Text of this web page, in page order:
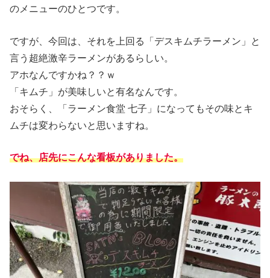
のメニューのひとつです。
ですが、今回は、それを上回る「デスキムチラーメン」と
言う超絶激辛ラーメンがあるらしい。
アホなんですかね？？ｗ
「キムチ」が美味しいと有名なんです。
おそらく、「ラーメン食堂 七子」になってもその味とキ
ムチは変わらないと思いますね。
でね、店先にこんな看板がありました。